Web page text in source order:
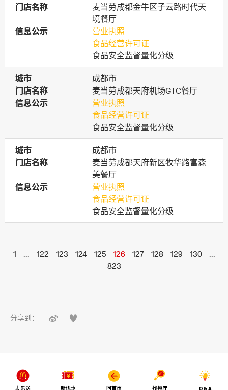
门店名称
门店名称
麦当劳成都金牛区子云路时代天
境餐厅
信息公示
信息公示
营业执照
食品经营许可证
食品安全监督量化分级
城市
城市
成都市
门店名称
门店名称
麦当劳成都天府机场GTC餐厅
信息公示
信息公示
营业执照
食品经营许可证
食品安全监督量化分级
城市
城市
成都市
门店名称
门店名称
麦当劳成都天府新区牧华路富森
美餐厅
信息公示
信息公示
营业执照
食品经营许可证
食品安全监督量化分级
1 ... 122 123 124 125 126 127 128 129 130
...
823
分享到：  